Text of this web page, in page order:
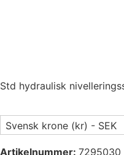
Std hydraulisk
Svensk krone (kr) - SEK
Artikelnummer: 7295030